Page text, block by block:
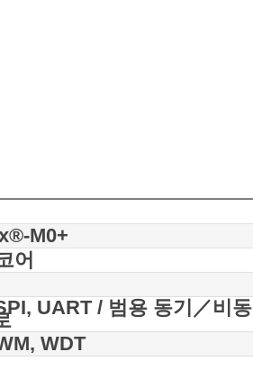
M0+
어
UART / 범용 동기／비동
WDT